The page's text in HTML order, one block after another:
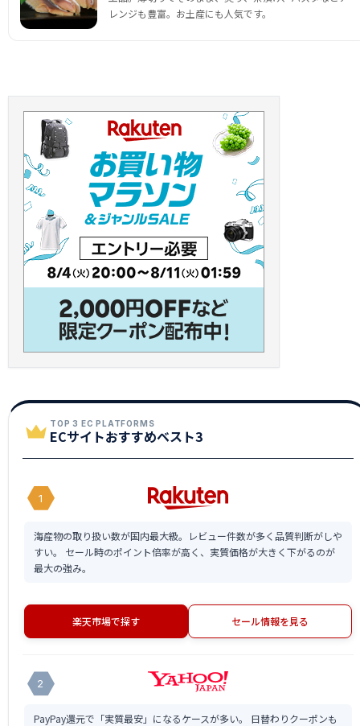
レンジも豊富。お土産にも人気です。
TOP 3 EC PLATFORMS
ECサイトおすすめベスト3
1
海産物の取り扱い数が国内最大級。レビュー件数が多く品質判断がしや
すい。 セール時のポイント倍率が高く、実質価格が大きく下がるのが
最大の強み。
楽天市場で探す セール情報を見る
2
PayPay還元で「実質最安」になるケースが多い。 日替わりクーポンも